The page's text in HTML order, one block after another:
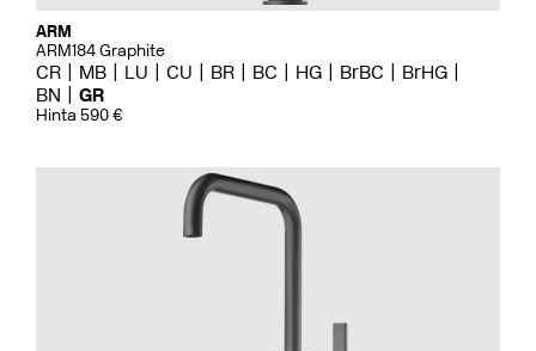
ARM
ARM184 Graphite
CR MB LU CU BR BC HG BrBC
BrHG
BN
GR
Hinta 590 €